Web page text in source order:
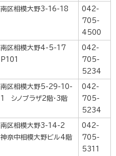
南区相模大野3-16-18
042-
705-
4500
南区相模大野4-5-17
P101
042-
705-
5234
南区相模大野5-29-10-
1 シノプラザ2階・3階
042-
705-
5234
南区相模大野3-14-2
神奈中相模大野ビル4階
042-
705-
5311